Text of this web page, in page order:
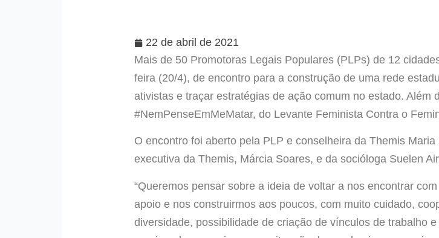
22 de abril de 2021
Mais de 50 Promotoras Legais Populares (PLPs) de 12
feira (20/4), de encontro para a construção de uma rede
ativistas e traçar estratégias de ação comum no estado. Além
#NemPenseEmMeMatar, do Levante Feminista Contra o
O encontro foi aberto pela PLP e conselheira da Themis
executiva da Themis, Márcia Soares, e da socióloga Suelen
“Queremos pensar sobre a ideia de voltar a nos encontrar
apoio e nos construirmos aos poucos, com muito cuidado,
diversidade, possibilidade de criação de vínculos de trabalho